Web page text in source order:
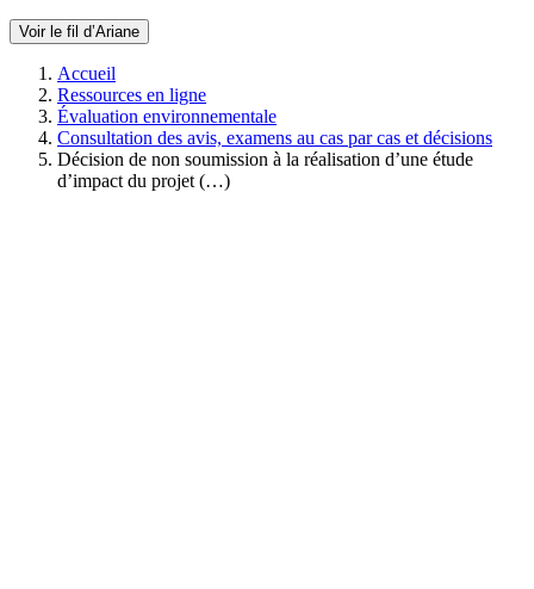
Voir le fil d’Ariane
Accueil
Ressources en ligne
Évaluation environnementale
Consultation des avis, examens au cas par cas et décisions
Décision de non soumission à la réalisation d’une étude
d’impact du projet (…)